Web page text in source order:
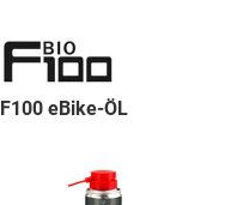
F100 eBike-ÖL